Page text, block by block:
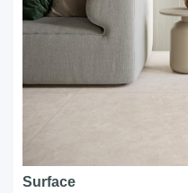
Surface